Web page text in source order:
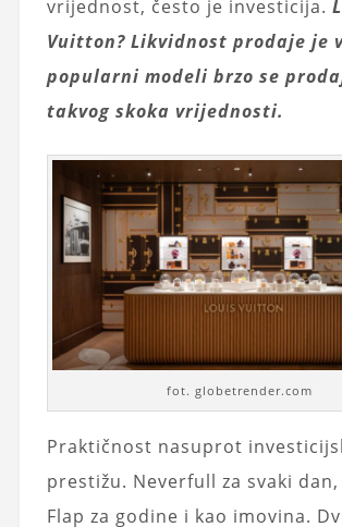
vrijednost, često je investicija.
Vuitton? Likvidnost prodaje je
popularni modeli brzo se
takvog skoka vrijednosti.
fot. globetrender.com
Praktičnost nasuprot
prestižu. Neverfull za svaki dan,
Flap za godine i kao imovina.